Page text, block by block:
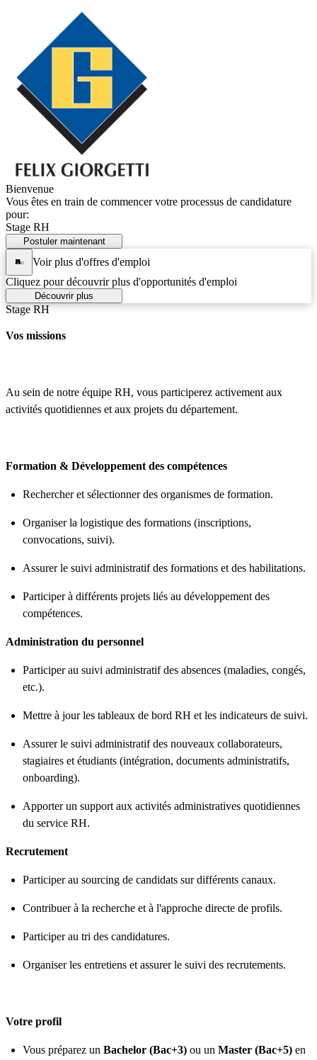
Bienvenue
Vous êtes en train de commencer votre processus de candidature
pour:
Stage RH
Postuler maintenant
Voir plus d'offres d'emploi
Cliquez pour découvrir plus d'opportunités d'emploi
Découvrir plus
Stage RH
Vos missions
Au sein de notre équipe RH, vous participerez activement aux
activités quotidiennes et aux projets du département.
Formation & Développement des compétences
Rechercher et sélectionner des organismes de formation.
Organiser la logistique des formations (inscriptions,
convocations, suivi).
Assurer le suivi administratif des formations et des habilitations.
Participer à différents projets liés au développement des
compétences.
Administration du personnel
Participer au suivi administratif des absences (maladies, congés,
etc.).
Mettre à jour les tableaux de bord RH et les indicateurs de suivi.
Assurer le suivi administratif des nouveaux collaborateurs,
stagiaires et étudiants (intégration, documents administratifs,
onboarding).
Apporter un support aux activités administratives quotidiennes
du service RH.
Recrutement
Participer au sourcing de candidats sur différents canaux.
Contribuer à la recherche et à l'approche directe de profils.
Participer au tri des candidatures.
Organiser les entretiens et assurer le suivi des recrutements.
Votre profil
Vous préparez un Bachelor (Bac+3) ou un Master (Bac+5) en